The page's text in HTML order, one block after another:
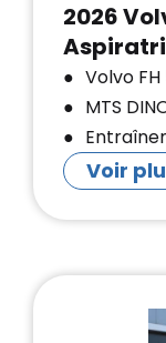
2026
Volvo
MTS
Voir